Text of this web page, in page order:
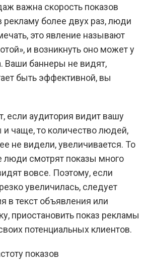
важна скорость показов
рекламу более двух раз, люди
это явление называют
и возникнуть оно может у
Ваши баннеры не видят,
быть эффективной, вы
если аудитория видит вашу
чаще, то количество людей,
не видели, увеличивается. То
люди смотрят показы много
вовсе. Поэтому, если
увеличилась, следует
в текст объявления или
приостановить показ рекламы
потенциальных клиентов.